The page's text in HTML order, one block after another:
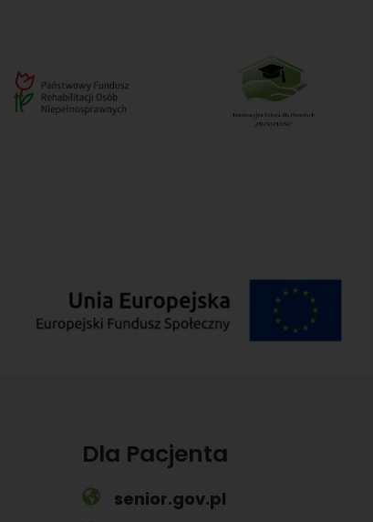
Dla Pacjenta
senior.gov.pl